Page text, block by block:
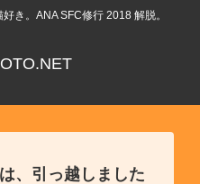
き。ANA SFC修行 2018 解脱。
、引っ越しました